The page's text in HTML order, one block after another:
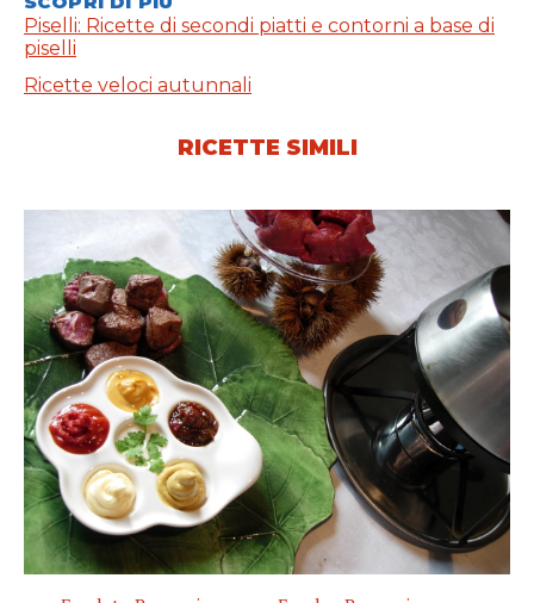
Piselli: Ricette di secondi piatti e contorni a base di
piselli
Ricette veloci autunnali
RICETTE SIMILI